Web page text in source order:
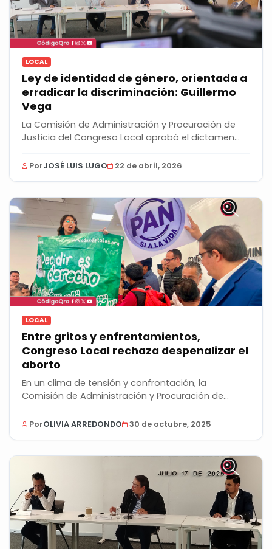
LOCAL
Ley de identidad de género, orientada a
erradicar la discriminación: Guillermo
Vega
La Comisión de Administración y Procuración de
Justicia del Congreso Local aprobó el dictamen
PorJOSÉ LUIS LUGO 22 de abril, 2026
LOCAL
Entre gritos y enfrentamientos,
Congreso Local rechaza despenalizar el
aborto
En un clima de tensión y confrontación, la
Comisión de Administración y Procuración de
PorOLIVIA ARREDONDO 30 de octubre, 2025